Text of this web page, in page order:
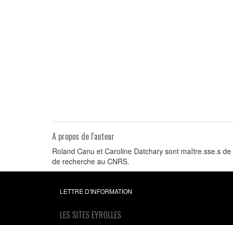
A propos de l'auteur
Roland Canu et Caroline Datchary sont maître.sse.s
de recherche au CNRS.
LETTRE D'INFORMATION
LES SITES EYROLLES